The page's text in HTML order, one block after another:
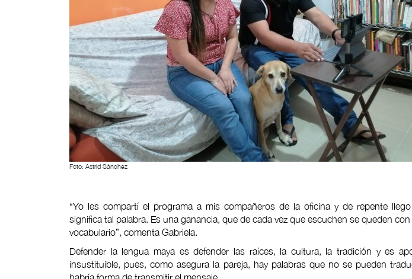
Foto: Astrid Sánchez
“Yo les compartí el programa a mis compañeros de la oficina y de repente
significa tal palabra. Es una ganancia, que de cada vez que escuchen se queden
vocabulario”, comenta Gabriela.
Defender la lengua maya es defender las raíces, la cultura, la tradición y es
insustituible, pues, como asegura la pareja, hay palabras que no se pueden